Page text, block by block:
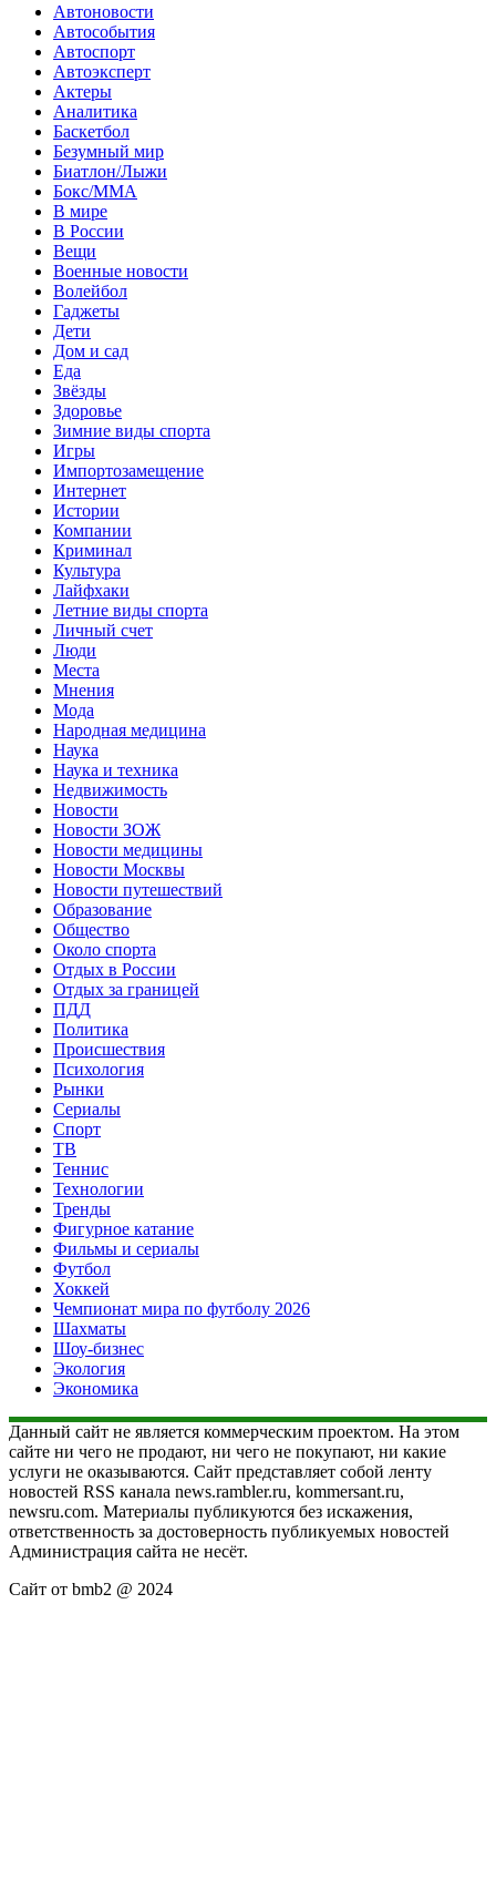
Автоновости
Автособытия
Автоспорт
Автоэксперт
Актеры
Аналитика
Баскетбол
Безумный мир
Биатлон/Лыжи
Бокс/MMA
В мире
В России
Вещи
Военные новости
Волейбол
Гаджеты
Дети
Дом и сад
Еда
Звёзды
Здоровье
Зимние виды спорта
Игры
Импортозамещение
Интернет
Истории
Компании
Криминал
Культура
Лайфхаки
Летние виды спорта
Личный счет
Люди
Места
Мнения
Мода
Народная медицина
Наука
Наука и техника
Недвижимость
Новости
Новости ЗОЖ
Новости медицины
Новости Москвы
Новости путешествий
Образование
Общество
Около спорта
Отдых в России
Отдых за границей
ПДД
Политика
Происшествия
Психология
Рынки
Сериалы
Спорт
ТВ
Теннис
Технологии
Тренды
Фигурное катание
Фильмы и сериалы
Футбол
Хоккей
Чемпионат мира по футболу 2026
Шахматы
Шоу-бизнес
Экология
Экономика
Данный сайт не является коммерческим проектом. На этом
сайте ни чего не продают, ни чего не покупают, ни какие
услуги не оказываются. Сайт представляет собой ленту
новостей RSS канала news.rambler.ru, kommersant.ru,
newsru.com. Материалы публикуются без искажения,
ответственность за достоверность публикуемых новостей
Администрация сайта не несёт.
Сайт от bmb2 @ 2024